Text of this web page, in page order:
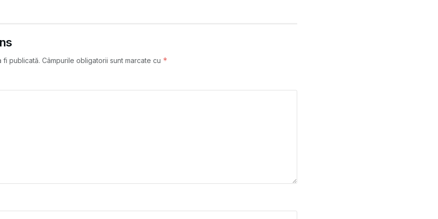
fi publicată. Câmpurile obligatorii sunt marcate cu *